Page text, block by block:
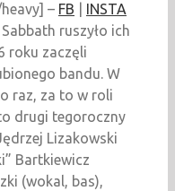
– FB
INSTA
ruszyło ich
roku zaczęli
bandu. W
raz, za to w roli
drugi tegoroczny
Lizakowski
Bartkiewicz
(wokal, bas),